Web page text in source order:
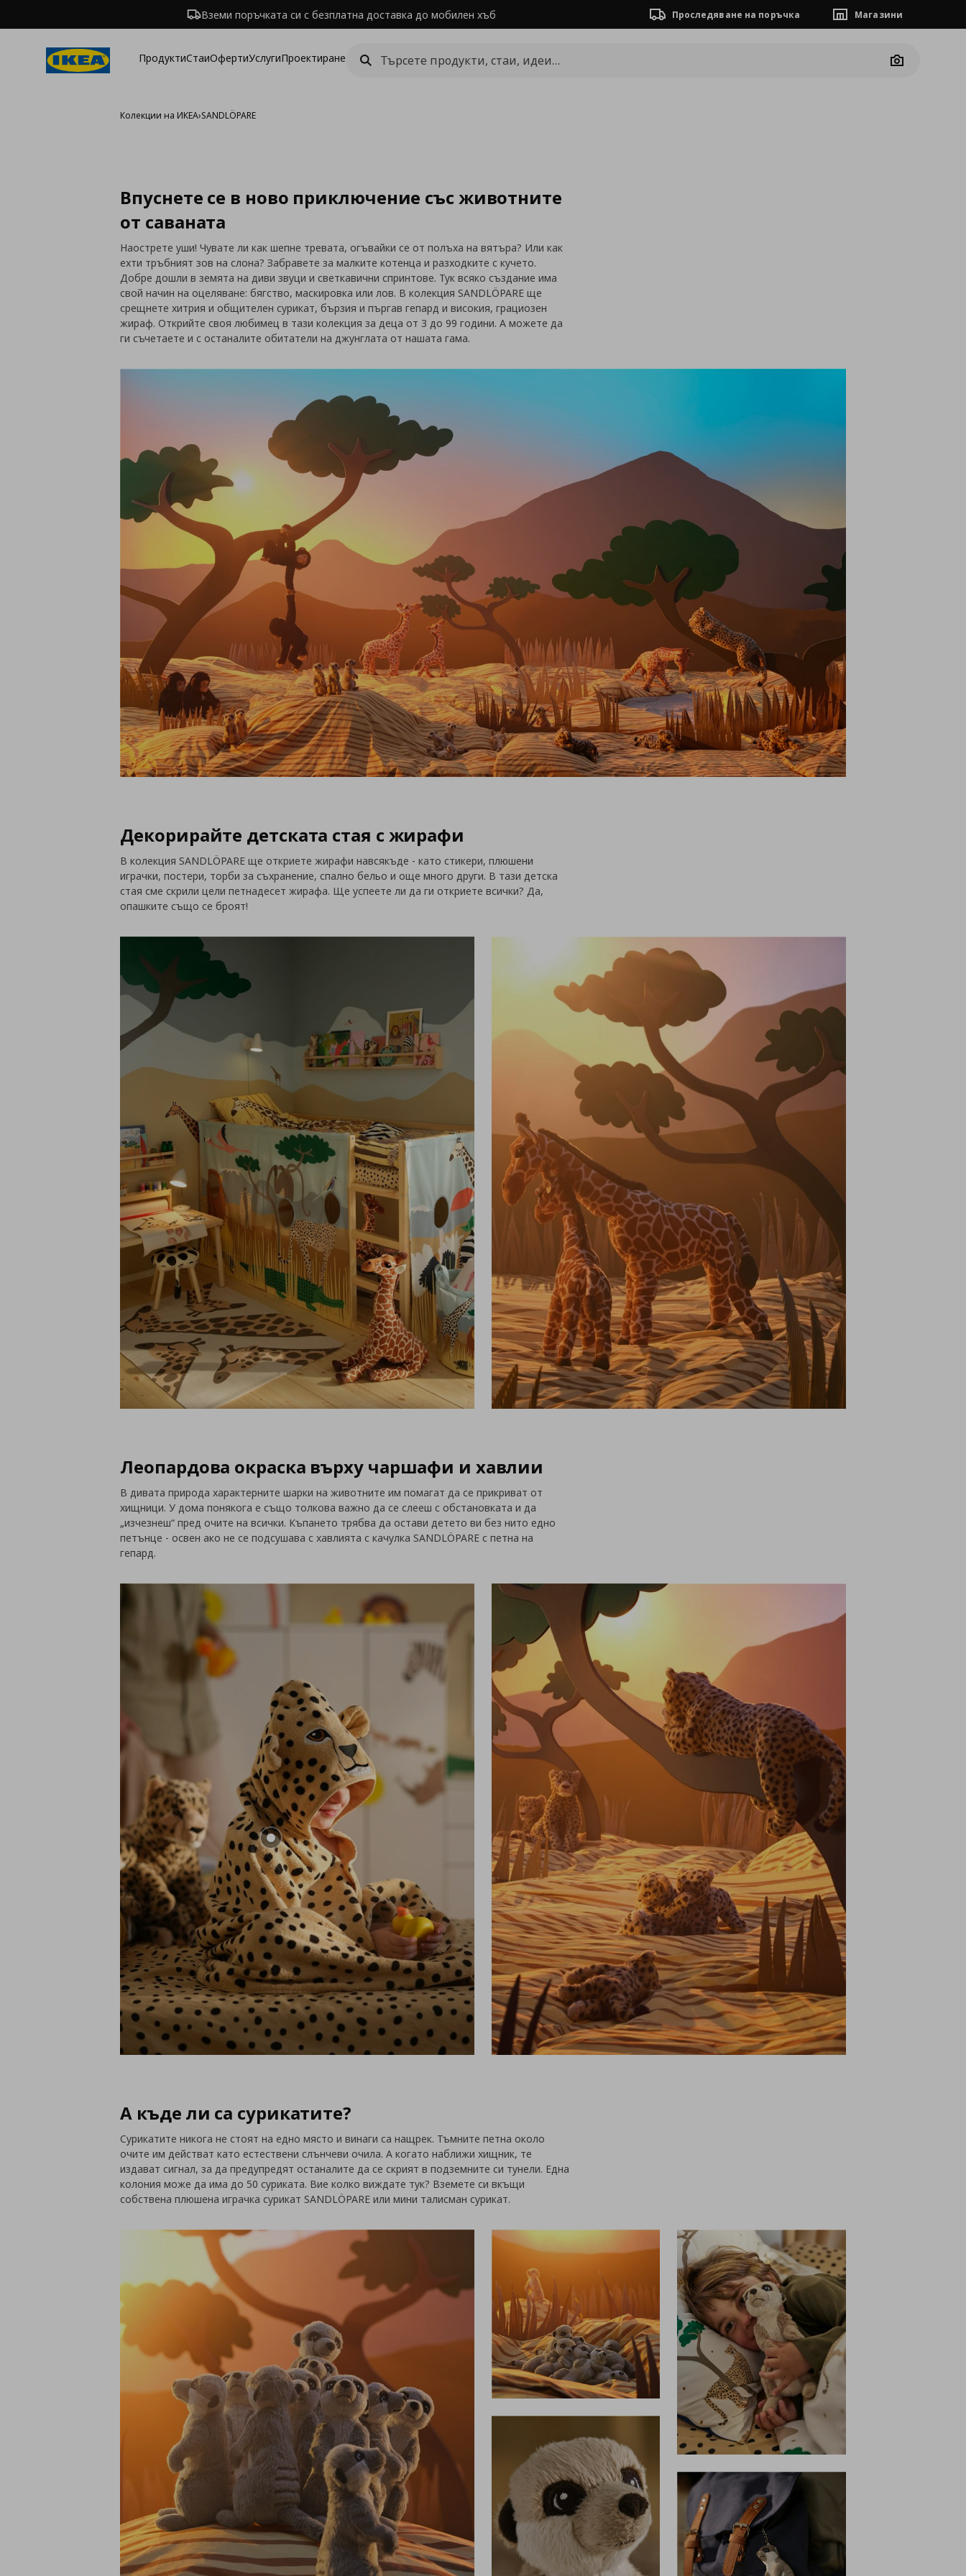
Вземи поръчката си с безплатна доставка до мобилен хъб Проследяване на поръчка Магазини
ПродуктиСтаиОфертиУслугиПроектиране
Camera
Колекции на ИКЕА›SANDLÖPARE
Впуснете се в ново приключение със животните
от саваната
Наострете уши! Чувате ли как шепне тревата, огъвайки се от полъха на вятъра? Или как
ехти тръбният зов на слона? Забравете за малките котенца и разходките с кучето.
Добре дошли в земята на диви звуци и светкавични спринтове. Тук всяко създание има
свой начин на оцеляване: бягство, маскировка или лов. В колекция SANDLÖPARE ще
срещнете хитрия и общителен сурикат, бързия и пъргав гепард и високия, грациозен
жираф. Открийте своя любимец в тази колекция за деца от 3 до 99 години. А можете да
ги съчетаете и с останалите обитатели на джунглата от нашата гама.
Декорирайте детската стая с жирафи
В колекция SANDLÖPARE ще откриете жирафи навсякъде - като стикери, плюшени
играчки, постери, торби за съхранение, спално бельо и още много други. В тази детска
стая сме скрили цели петнадесет жирафа. Ще успеете ли да ги откриете всички? Да,
опашките също се броят!
Леопардова окраска върху чаршафи и хавлии
В дивата природа характерните шарки на животните им помагат да се прикриват от
хищници. У дома понякога е също толкова важно да се слееш с обстановката и да
„изчезнеш“ пред очите на всички. Къпането трябва да остави детето ви без нито едно
петънце - освен ако не се подсушава с хавлията с качулка SANDLÖPARE с петна на
гепард.
А къде ли са сурикатите?
Сурикатите никога не стоят на едно място и винаги са нащрек. Тъмните петна около
очите им действат като естествени слънчеви очила. А когато наближи хищник, те
издават сигнал, за да предупредят останалите да се скрият в подземните си тунели. Една
колония може да има до 50 суриката. Вие колко виждате тук? Вземете си вкъщи
собствена плюшена играчка сурикат SANDLÖPARE или мини талисман сурикат.